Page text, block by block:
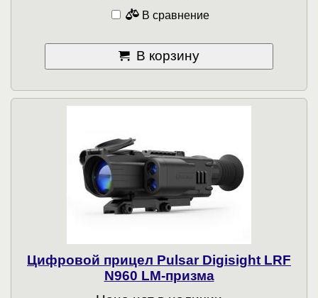
В сравнение
В корзину
Цифровой прицел Pulsar Digisight LRF
N960 LM-призма